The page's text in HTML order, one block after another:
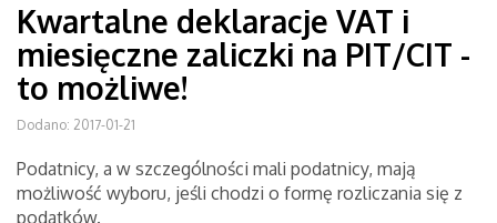
Kwartalne deklaracje VAT i
miesięczne zaliczki na PIT/CIT -
to możliwe!
Dodano: 2017-01-21
Podatnicy, a w szczególności mali podatnicy, mają
możliwość wyboru, jeśli chodzi o formę rozliczania się z
podatków.